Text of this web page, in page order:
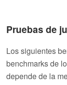
Pruebas de
Los siguientes
benchmarks de
depende de la